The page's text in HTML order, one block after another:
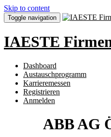
Skip to content
Toggle navigation
IAESTE
Dashboard
Austauschprogramm
Karrieremessen
Registrieren
Anmelden
ABB AG